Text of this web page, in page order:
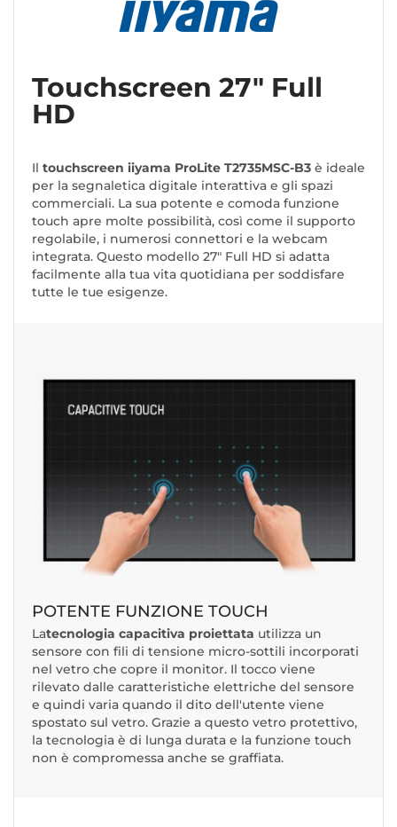
Touchscreen 27" Full
HD
Il touchscreen iiyama ProLite T2735MSC-B3 è ideale
per la segnaletica digitale interattiva e gli spazi
commerciali. La sua potente e comoda funzione
touch apre molte possibilità, così come il supporto
regolabile, i numerosi connettori e la webcam
integrata. Questo modello 27" Full HD si adatta
facilmente alla tua vita quotidiana per soddisfare
tutte le tue esigenze.
POTENTE FUNZIONE TOUCH
Latecnologia capacitiva proiettata utilizza un
sensore con fili di tensione micro-sottili incorporati
nel vetro che copre il monitor. Il tocco viene
rilevato dalle caratteristiche elettriche del sensore
e quindi varia quando il dito dell'utente viene
spostato sul vetro. Grazie a questo vetro protettivo,
la tecnologia è di lunga durata e la funzione touch
non è compromessa anche se graffiata.